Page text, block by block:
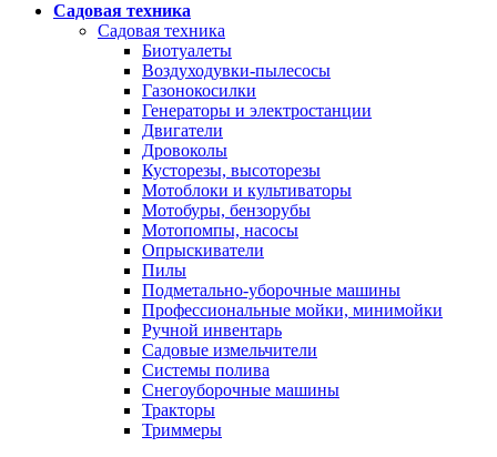
Садовая техника
Садовая техника
Биотуалеты
Воздуходувки-пылесосы
Газонокосилки
Генераторы и электростанции
Двигатели
Дровоколы
Кусторезы, высоторезы
Мотоблоки и культиваторы
Мотобуры, бензорубы
Мотопомпы, насосы
Опрыскиватели
Пилы
Подметально-уборочные машины
Профессиональные мойки, минимойки
Ручной инвентарь
Садовые измельчители
Системы полива
Снегоуборочные машины
Тракторы
Триммеры